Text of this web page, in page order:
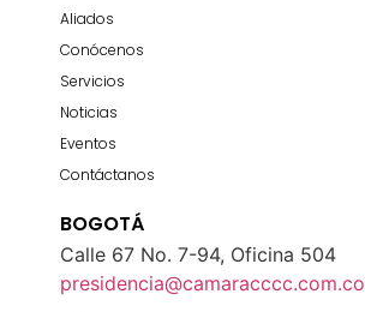
Aliados
Conócenos
Servicios
Noticias
Eventos
Contáctanos
BOGOTÁ
Calle 67 No. 7-94, Oficina 504
presidencia@camaracccc.com.co